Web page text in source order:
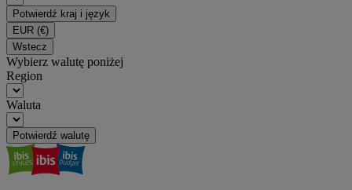
Potwierdź kraj i język
EUR (€)
Wstecz
Wybierz walutę poniżej
Region
Waluta
Potwierdź walutę